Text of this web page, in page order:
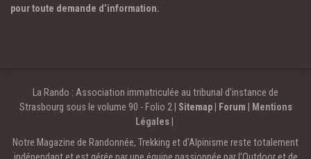
pour toute demande d’information.
La Rando : Association immatriculée au tribunal d’instance de
Strasbourg sous le volume 90 - Folio 2 | Sitemap| Forum
Mentions
Légales
Notre Magazine de Randonnée, Trekking et d'Alpinisme reste totalement
indépendant et est gérée par une équipe passionnée par l’Outdoor et de